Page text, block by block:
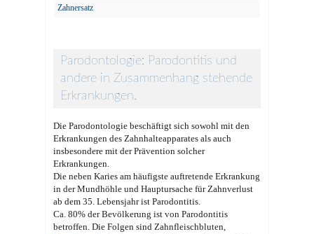
Zahnersatz
Parodontologie: Parodontitis und
andere in Zusammenhang stehende
Erkrankungen.
Die Parodontologie beschäftigt sich sowohl mit den
Erkrankungen des Zahnhalteapparates als auch
insbesondere mit der Prävention solcher
Erkrankungen.
Die neben Karies am häufigste auftretende Erkrankung
in der Mundhöhle und Hauptursache für Zahnverlust
ab dem 35. Lebensjahr ist Parodontitis.
Ca. 80% der Bevölkerung ist von Parodontitis
betroffen. Die Folgen sind Zahnfleischbluten,